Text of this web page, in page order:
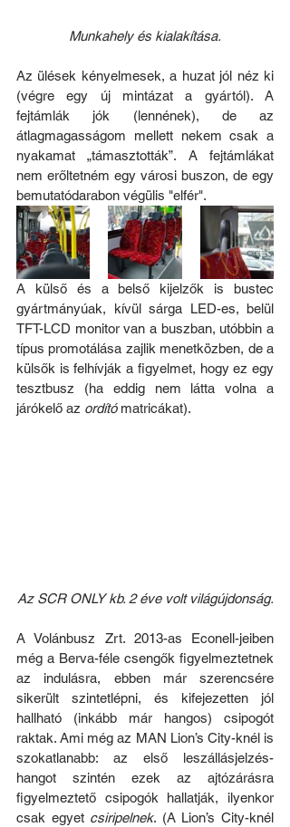
Munkahely és kialakítása.
Az ülések kényelmesek, a huzat jól néz ki
(végre egy új mintázat a gyártól). A
fejtámlák jók (lennének), de az
átlagmagasságom mellett nekem csak a
nyakamat „támasztották”. A fejtámlákat
nem erőltetném egy városi buszon, de egy
bemutatódarabon végülis "elfér".
A külső és a belső kijelzők is bustec
gyártmányúak, kívül sárga LED-es, belül
TFT-LCD monitor van a buszban, utóbbin a
típus promotálása zajlik menetközben, de a
külsők is felhívják a figyelmet, hogy ez egy
tesztbusz (ha eddig nem látta volna a
járókelő az ordító matricákat).
Az SCR ONLY kb. 2 éve volt világújdonság.
A Volánbusz Zrt. 2013-as Econell-jeiben
még a Berva-féle csengők figyelmeztetnek
az indulásra, ebben már szerencsére
sikerült szintetlépni, és kifejezetten jól
hallható (inkább már hangos) csipogót
raktak. Ami még az MAN Lion’s City-knél is
szokatlanabb: az első leszállásjelzés-
hangot szintén ezek az ajtózárásra
figyelmeztető csipogók hallatják, ilyenkor
csak egyet csiripelnek. (A Lion’s City-knél